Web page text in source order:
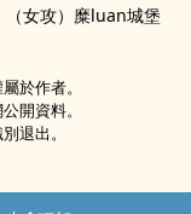
（女攻）糜luan城堡
於作者。
開資料。
退出。